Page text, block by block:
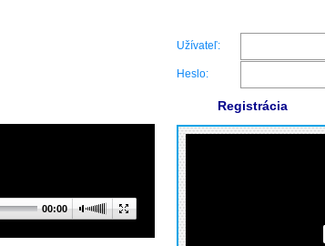
00:00
Užívateľ:
Heslo:
Registrácia